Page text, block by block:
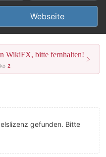
Webseite
WikiFX, bitte fernhalten!
2
gefunden. Bitte